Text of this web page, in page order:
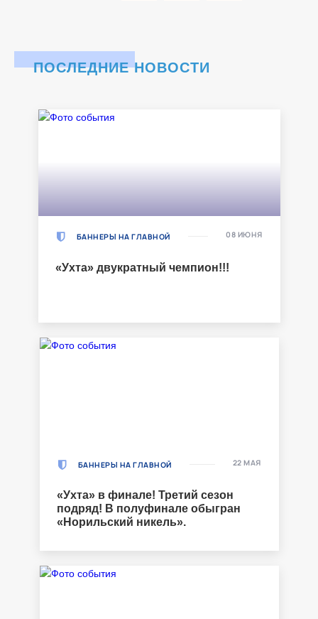
ПОСЛЕДНИЕ НОВОСТИ
БАННЕРЫ НА ГЛАВНОЙ
«Ухта» двукратный чемпион!!!
08 ИЮНЯ
БАННЕРЫ НА ГЛАВНОЙ
«Ухта» в финале! Третий сезон
подряд! В полуфинале обыгран
«Норильский никель».
22 МАЯ